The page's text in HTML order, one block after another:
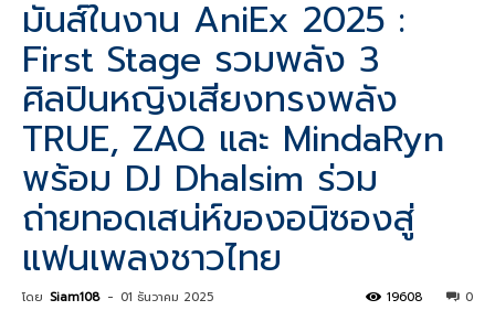
มันส์ในงาน AniEx 2025 :
First Stage รวมพลัง 3
ศิลปินหญิงเสียงทรงพลัง
TRUE, ZAQ และ MindaRyn
พร้อม DJ Dhalsim ร่วม
ถ่ายทอดเสน่ห์ของอนิซองสู่
แฟนเพลงชาวไทย
โดย Siam108 - 01 ธันวาคม 2025 0
19608